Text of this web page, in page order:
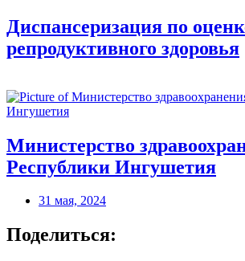
Диспансеризация по
репродуктивного здоровья
Министерство
Республики Ингушетия
31 мая, 2024
Поделиться: